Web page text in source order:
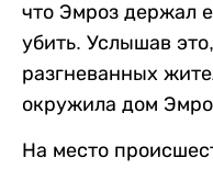
что Эмроз держал
убить. Услышав
разгневанных
окружила дом
На место